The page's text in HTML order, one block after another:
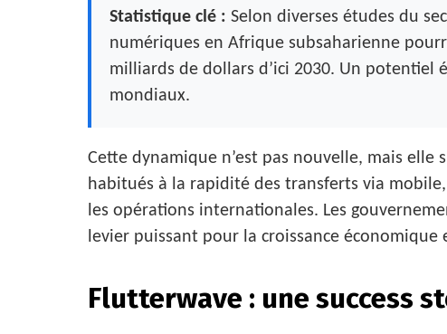
Statistique clé : Selon diverses études du
numériques en Afrique subsaharienne
milliards de dollars d’ici 2030. Un potentiel
mondiaux.
Cette dynamique n’est pas nouvelle, mais elle
habitués à la rapidité des transferts via
les opérations internationales. Les
levier puissant pour la croissance
Flutterwave : une success